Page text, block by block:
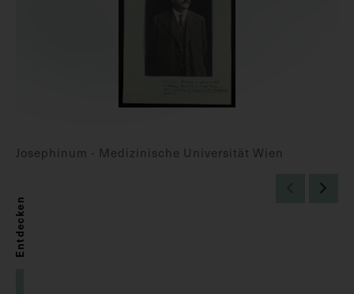
Josephinum - Medizinische Universität Wien
Entdecken